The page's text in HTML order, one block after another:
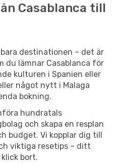
Casablanca till
destinationen – det är
du lämnar Casablanca för
kulturen i Spanien eller
något nytt i Malaga
bokning.
hundratals
och skapa en resplan
budget. Vi kopplar dig till
viktiga resetips – ditt
bort.